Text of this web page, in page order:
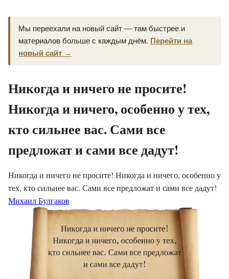
Мы переехали на новый сайт — там быстрее и
материалов больше с каждым днём. Перейти на
новый сайт →
Никогда и ничего не просите!
Никогда и ничего, особенно у тех,
кто сильнее вас. Сами все
предложат и сами все дадут!
Никогда и ничего не просите! Никогда и ничего, особенно у
тех, кто сильнее вас. Сами все предложат и сами все дадут!
Михаил Булгаков